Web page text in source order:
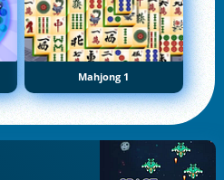
Mahjong 1